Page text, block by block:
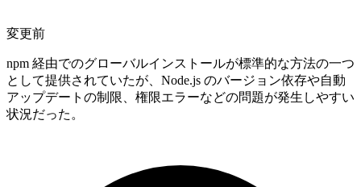
変更前
npm 経由でのグローバルインストールが標準的な方法の一つ
として提供されていたが、Node.js のバージョン依存や自動
アップデートの制限、権限エラーなどの問題が発生しやすい
状況だった。